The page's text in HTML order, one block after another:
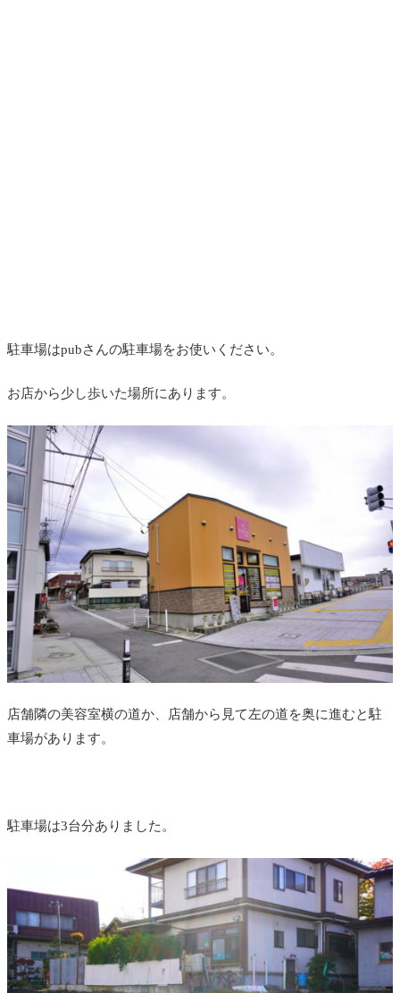
駐車場はpubさんの駐車場をお使いください。
お店から少し歩いた場所にあります。
店舗隣の美容室横の道か、店舗から見て左の道を奥に進むと駐
車場があります。
駐車場は3台分ありました。